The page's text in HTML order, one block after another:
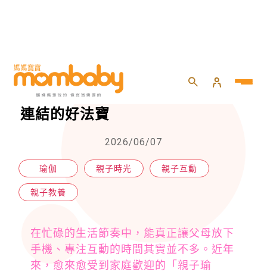
HOME 親子 親子教養
親子瑜伽掌握彼此節奏，建立親密
連結的好法寶
2026/06/07
瑜伽 親子時光 親子互動
親子教養
在忙碌的生活節奏中，能真正讓父母放下
手機、專注互動的時間其實並不多。近年
來，愈來愈受到家庭歡迎的「親子瑜